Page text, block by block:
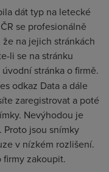
dát typ na letecké
se profesionálně
na jejich stránkách
li se na stránku
stránka o firmě.
odkaz Data a dále
zaregistrovat a poté
Nevýhodou je
Proto jsou snímky
v nízkém rozlišení.
zakoupit.